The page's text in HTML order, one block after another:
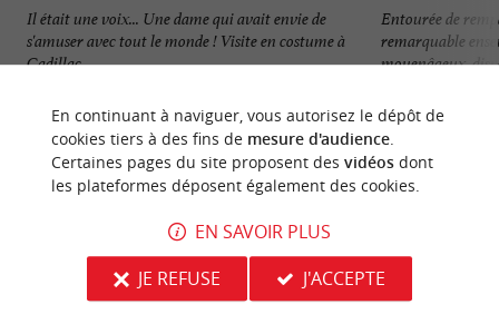
Il était une voix... Une dame qui avait envie de
s'amuser avec tout le monde ! Visite en costume à
Cadillac, ...
2,3 km - Cadillac
Entourée de
remarquable
moyenâgeux,
2,6 km -
NOUS AVONS TESTÉPOUR VOUS
En continuant à naviguer, vous autorisez le dépôt de
cookies tiers à des fins de mesure d'audience.
Certaines pages du site proposent des vidéosdont
les plateformes déposent également des cookies.
EN SAVOIR PLUS
JE REFUSE
J'ACCEPTE